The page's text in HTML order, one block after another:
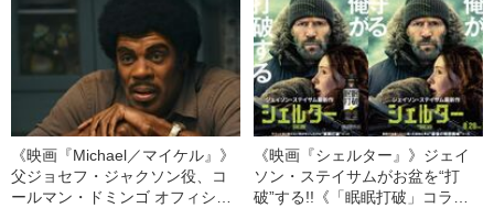
ト”が生み出した徹底ケアとは
《映画『Michael／マイケル』》
父ジョセフ・ジャクソン役、コ
ールマン・ドミンゴ オフィシャ
《映画『シェルター』》ジェイ
ソン・ステイサムがお盆を“打
破”する!!《「眠眠打破」コラ